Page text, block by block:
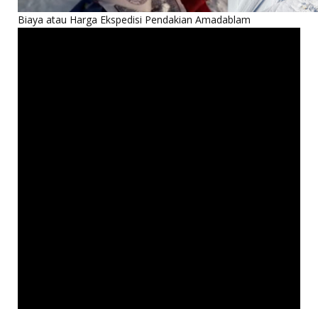
Biaya atau Harga Ekspedisi Pendakian Amadablam